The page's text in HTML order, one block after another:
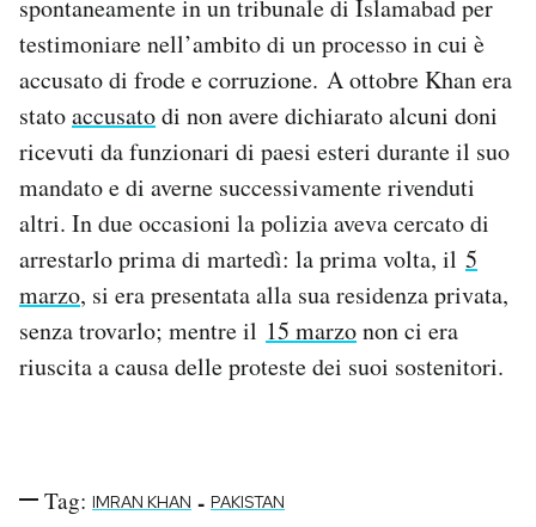
spontaneamente in un tribunale di Islamabad per
testimoniare nell’ambito di un processo in cui è
accusato di frode e corruzione. A ottobre Khan era
statoaccusatodi non avere dichiarato alcuni doni
ricevuti da funzionari di paesi esteri durante il suo
mandato e di averne successivamente rivenduti
altri. In due occasioni la polizia aveva cercato di
arrestarlo prima di martedì: la prima volta, il 5
marzo, si era presentata alla sua residenza privata,
senza trovarlo; mentre il 15 marzonon ci era
riuscita a causa delle proteste dei suoi sostenitori.
Tag: IMRAN KHAN - PAKISTAN